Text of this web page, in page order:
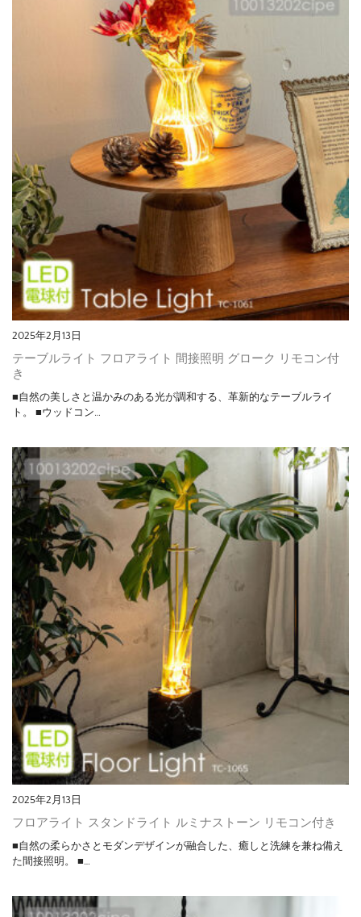
2025年2月13日
テーブルライト フロアライト 間接照明 グローク リモコン付
き
■自然の美しさと温かみのある光が調和する、革新的なテーブルライ
ト。 ■ウッドコン…
2025年2月13日
フロアライト スタンドライト ルミナストーン リモコン付き
■自然の柔らかさとモダンデザインが融合した、癒しと洗練を兼ね備え
た間接照明。 ■…